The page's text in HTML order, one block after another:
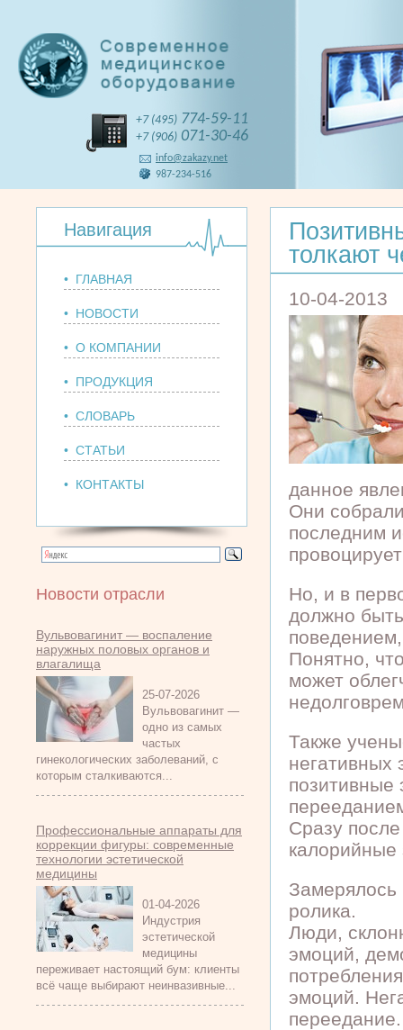
+7 (495) 774-59-11
+7 (906) 071-30-46
info@zakazy.net
987-234-516
Навигация
• ГЛАВНАЯ
• НОВОСТИ
• О КОМПАНИИ
• ПРОДУКЦИЯ
• СЛОВАРЬ
• СТАТЬИ
• КОНТАКТЫ
Новости отрасли
Вульвовагинит — воспаление
наружных половых органов и
влагалища
25-07-2026
Вульвовагинит —
одно из самых
частых
гинекологических заболеваний, с
которым сталкиваются...
Профессиональные аппараты для
коррекции фигуры: современные
технологии эстетической
медицины
01-04-2026
Индустрия
эстетической
медицины
переживает настоящий бум: клиенты
всё чаще выбирают неинвазивные...
толкают
10-04-2013
данное
Они
последним
Но, и в
должно
Понятно,
может
Также
негативных
позитивные
Сразу
калорийные
Замерялось
ролика.
Люди,
эмоций,
эмоций.
переедание.